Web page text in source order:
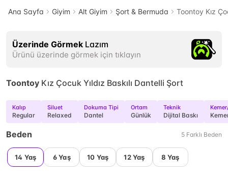
Ana Sayfa Giyim Alt Giyim Şort & Bermuda Toontoy Kız
Üzerinde Görmek Lazım
Ürünü üzerinde görmek için tıklayın
Toontoy Kız Çocuk Yıldız Baskılı Dantelli Şort
Kalıp
Regular
Siluet
Relaxed
Dokuma Tipi
Dantel
Ortam
Günlük
Teknik
Dijital Baskı
Beden 5 Farklı Beden
14 Yaş 6 Yaş 10 Yaş 12 Yaş 8 Yaş